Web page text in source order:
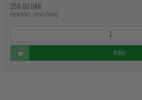
258,00 DKK
(ekskl. moms)
Køb